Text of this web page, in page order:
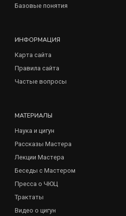
Базовые понятия
ИНФОРМАЦИЯ
Карта сайта
Правила сайта
Частые вопросы
МАТЕРИАЛЫ
Наука и цигун
Рассказы Мастера
Лекции Мастера
Беседы с Мастером
Пресса о ЧЮЦ
Трактаты
Видео о цигун